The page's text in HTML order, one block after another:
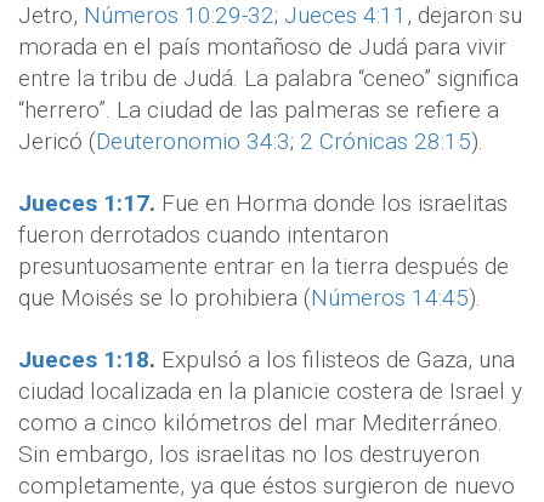
Jetro, Números 10:29-32; Jueces 4:11 , dejaron su
morada en el país montañoso de Judá para vivir
entre la tribu de Judá. La palabra “ceneo” significa
“herrero”. La ciudad de las palmeras se refiere a
Jericó (Deuteronomio 34:3; 2 Crónicas 28:15).
Jueces 1:17. Fue en Horma donde los israelitas
fueron derrotados cuando intentaron
presuntuosamente entrar en la tierra después de
que Moisés se lo prohibiera (Números 14:45).
Jueces 1:18. Expulsó a los filisteos de Gaza, una
ciudad localizada en la planicie costera de Israel y
como a cinco kilómetros del mar Mediterráneo.
Sin embargo, los israelitas no los destruyeron
completamente, ya que éstos surgieron de nuevo